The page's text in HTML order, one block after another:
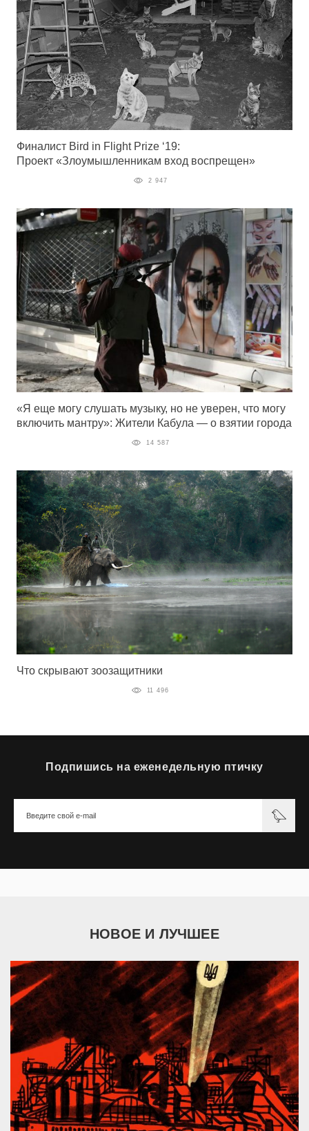
Финалист Bird in Flight Prize ‘19:
Проект «Злоумышленникам вход воспрещен»
2 947
«Я еще могу слушать музыку, но не уверен, что могу
включить мантру»: Жители Кабула — о взятии города
14 587
Что скрывают зоозащитники
11 496
Подпишись на еженедельную птичку
НОВОЕ И ЛУЧШЕЕ